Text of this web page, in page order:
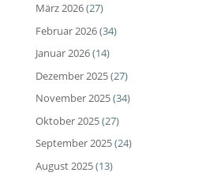
März 2026(27)
Februar 2026(34)
Januar 2026(14)
Dezember 2025(27)
November 2025(34)
Oktober 2025(27)
September 2025(24)
August 2025(13)